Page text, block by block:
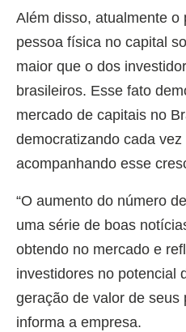
Além disso, atualmente o
pessoa física no capital
maior que o dos
brasileiros. Esse fato
mercado de capitais no
democratizando cada
acompanhando esse
“O aumento do número
uma série de boas
obtendo no mercado e
investidores no potencial
geração de valor de seus
informa a empresa.